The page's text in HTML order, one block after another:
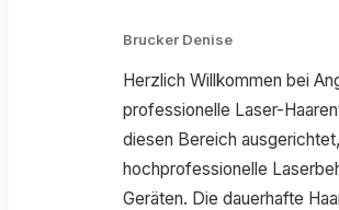
Brucker Denise
Herzlich Willkommen bei
professionelle Laser-
diesen Bereich
hochprofessionelle
Geräten. Die dauerhafte